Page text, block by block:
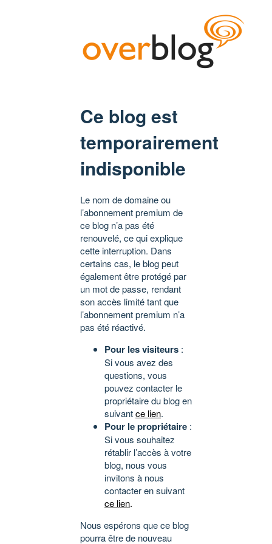
Ce blog est
temporairement
indisponible
Le nom de domaine ou
l’abonnement premium de
ce blog n’a pas été
renouvelé, ce qui explique
cette interruption. Dans
certains cas, le blog peut
également être protégé par
un mot de passe, rendant
son accès limité tant que
l’abonnement premium n’a
pas été réactivé.
Pour les visiteurs :
Si vous avez des
questions, vous
pouvez contacter le
propriétaire du blog en
suivantce lien.
Pour le propriétaire :
Si vous souhaitez
rétablir l’accès à votre
blog, nous vous
invitons à nous
contacter en suivant
ce lien.
Nous espérons que ce blog
pourra être de nouveau